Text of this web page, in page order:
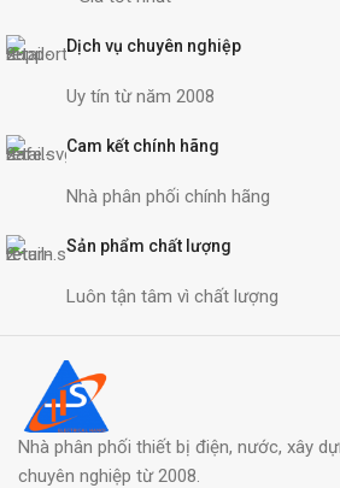
Dịch vụ chuyên nghiệp
Uy tín từ năm 2008
Cam kết chính hãng
Nhà phân phối chính hãng
Sản phẩm chất lượng
Luôn tận tâm vì chất lượng
Nhà phân phối thiết bị điện, nước, xây
chuyên nghiệp từ 2008.